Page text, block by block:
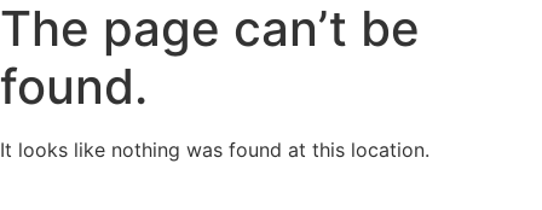
The page can’t be
found.
It looks like nothing was found at this location.